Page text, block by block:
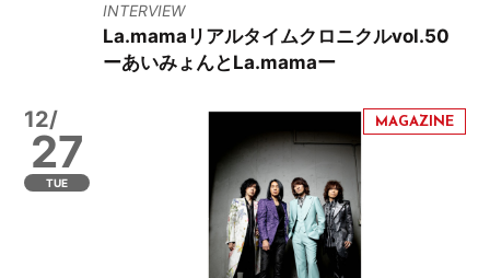
INTERVIEW
La.mamaリアルタイムクロニクルvol.50
ーあいみょんとLa.mamaー
12/
27
TUE